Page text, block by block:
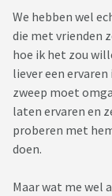
We hebben wel
die met vrienden
hoe ik het zou
liever een
zweep moet
laten ervaren en
proberen met
doen.
Maar wat me wel